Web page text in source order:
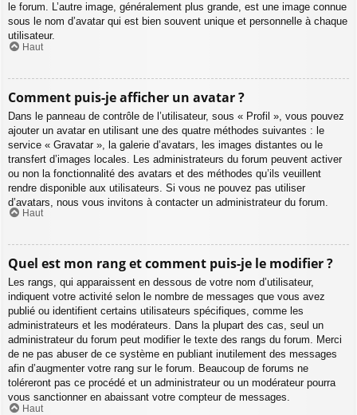
le forum. L’autre image, généralement plus grande, est une image connue
sous le nom d’avatar qui est bien souvent unique et personnelle à chaque
utilisateur.
Haut
Comment puis-je afficher un avatar ?
Dans le panneau de contrôle de l’utilisateur, sous « Profil », vous pouvez
ajouter un avatar en utilisant une des quatre méthodes suivantes : le
service « Gravatar », la galerie d’avatars, les images distantes ou le
transfert d’images locales. Les administrateurs du forum peuvent activer
ou non la fonctionnalité des avatars et des méthodes qu’ils veuillent
rendre disponible aux utilisateurs. Si vous ne pouvez pas utiliser
d’avatars, nous vous invitons à contacter un administrateur du forum.
Haut
Quel est mon rang et comment puis-je le modifier ?
Les rangs, qui apparaissent en dessous de votre nom d’utilisateur,
indiquent votre activité selon le nombre de messages que vous avez
publié ou identifient certains utilisateurs spécifiques, comme les
administrateurs et les modérateurs. Dans la plupart des cas, seul un
administrateur du forum peut modifier le texte des rangs du forum. Merci
de ne pas abuser de ce système en publiant inutilement des messages
afin d’augmenter votre rang sur le forum. Beaucoup de forums ne
toléreront pas ce procédé et un administrateur ou un modérateur pourra
vous sanctionner en abaissant votre compteur de messages.
Haut